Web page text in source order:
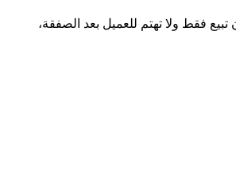
فقط ولا تهتم للعميل بعد الصفقة،